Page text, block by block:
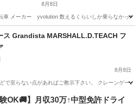
8月8日
車 メーカー yvolution 数えるくらいしか乗らなかった
ス Grandista MARSHALL.D.TEACH フ
8月8日
で至らない点があればご教示下さい。 クレーンゲー
ア Grandista
験OK🚚】月収30万↑中型免許ドライ